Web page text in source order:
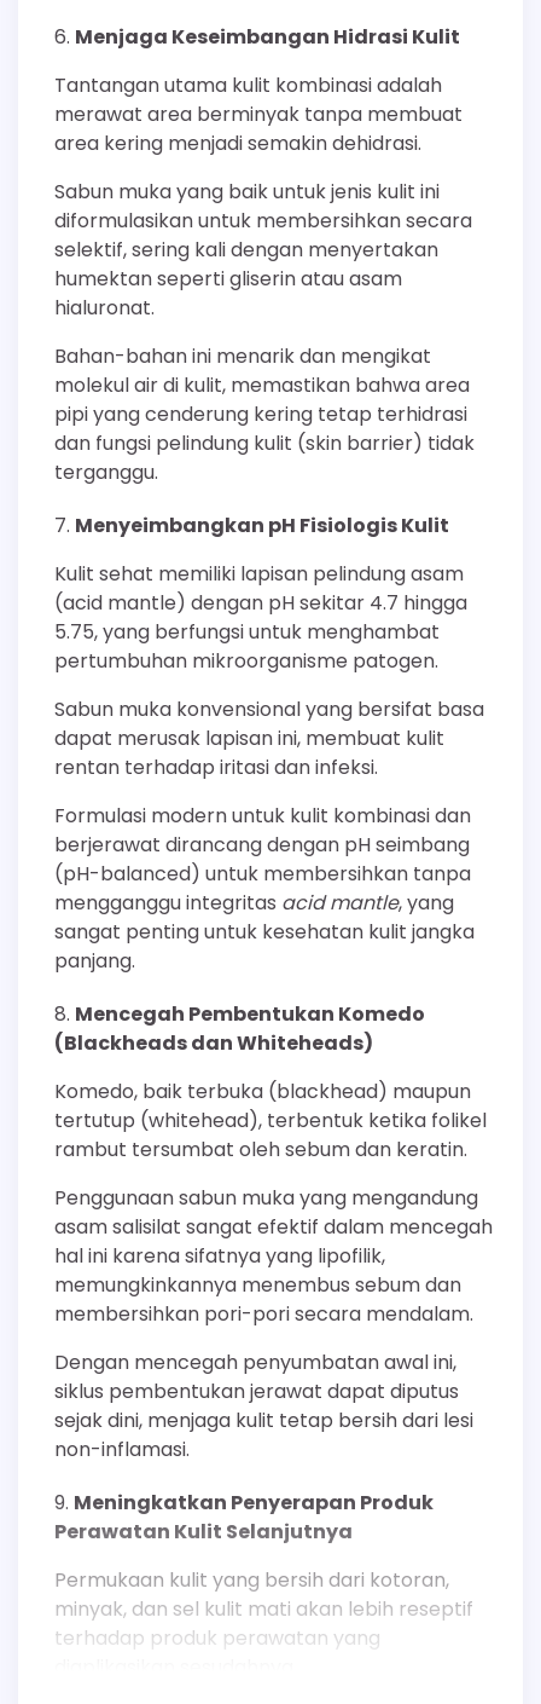
Menjaga Keseimbangan Hidrasi Kulit
Tantangan utama kulit kombinasi adalah
merawat area berminyak tanpa membuat
area kering menjadi semakin dehidrasi.
Sabun muka yang baik untuk jenis kulit ini
diformulasikan untuk membersihkan secara
selektif, sering kali dengan menyertakan
humektan seperti gliserin atau asam
hialuronat.
Bahan-bahan ini menarik dan mengikat
molekul air di kulit, memastikan bahwa area
pipi yang cenderung kering tetap terhidrasi
dan fungsi pelindung kulit (skin barrier) tidak
terganggu.
Menyeimbangkan pH Fisiologis Kulit
Kulit sehat memiliki lapisan pelindung asam
(acid mantle) dengan pH sekitar 4.7 hingga
5.75, yang berfungsi untuk menghambat
pertumbuhan mikroorganisme patogen.
Sabun muka konvensional yang bersifat basa
dapat merusak lapisan ini, membuat kulit
rentan terhadap iritasi dan infeksi.
Formulasi modern untuk kulit kombinasi dan
berjerawat dirancang dengan pH seimbang
(pH-balanced) untuk membersihkan tanpa
mengganggu integritas acid mantle, yang
sangat penting untuk kesehatan kulit jangka
panjang.
Mencegah Pembentukan Komedo
(Blackheads dan Whiteheads)
Komedo, baik terbuka (blackhead) maupun
tertutup (whitehead), terbentuk ketika folikel
rambut tersumbat oleh sebum dan keratin.
Penggunaan sabun muka yang mengandung
asam salisilat sangat efektif dalam mencegah
hal ini karena sifatnya yang lipofilik,
memungkinkannya menembus sebum dan
membersihkan pori-pori secara mendalam.
Dengan mencegah penyumbatan awal ini,
siklus pembentukan jerawat dapat diputus
sejak dini, menjaga kulit tetap bersih dari lesi
non-inflamasi.
Meningkatkan Penyerapan Produk
Perawatan Kulit Selanjutnya
Permukaan kulit yang bersih dari kotoran,
minyak, dan sel kulit mati akan lebih reseptif
terhadap produk perawatan yang